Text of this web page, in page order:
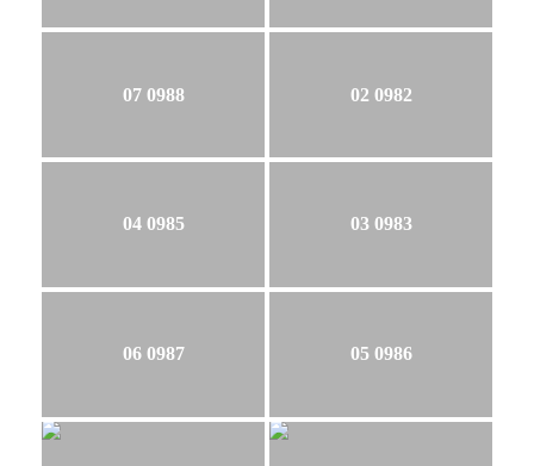
07 0988 02 0982
04 0985 03 0983
06 0987 05 0986